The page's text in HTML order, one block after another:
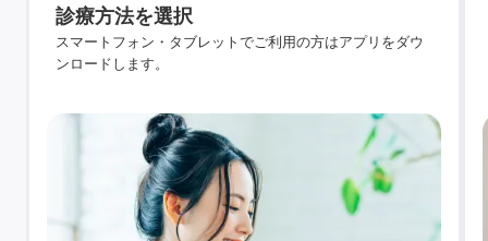
診療方法を選択
スマートフォン・タブレットでご利用の方はアプリをダウ
ンロードします。